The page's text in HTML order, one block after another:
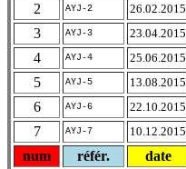
2
AYJ-2 26.02.2015
3
AYJ-3 23.04.2015
4
AYJ-4 25.06.2015
5
AYJ-5 13.08.2015
6
AYJ-6 22.10.2015
7
AYJ-7 10.12.2015
num
référ. date